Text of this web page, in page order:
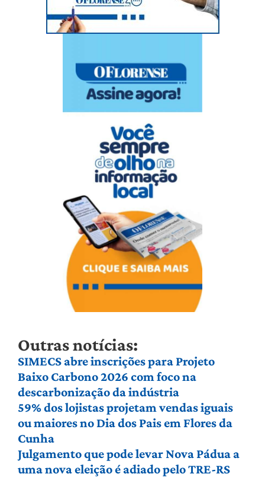
Outras notícias:
SIMECS abre inscrições para Projeto
Baixo Carbono 2026 com foco na
descarbonização da indústria
59% dos lojistas projetam vendas iguais
ou maiores no Dia dos Pais em Flores da
Cunha
Julgamento que pode levar Nova Pádua a
uma nova eleição é adiado pelo TRE-RS